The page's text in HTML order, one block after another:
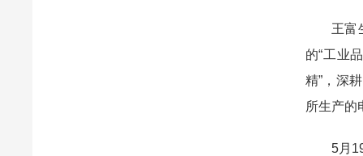
王富
的“工业
精”，深
所生产的
5月